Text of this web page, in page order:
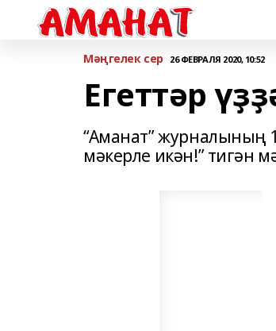
Мәңгелек сер 26 ФЕВРАЛЯ 2020, 10:52
Егеттәр
“Аманат” журналының
мәкерле икән!” тигән